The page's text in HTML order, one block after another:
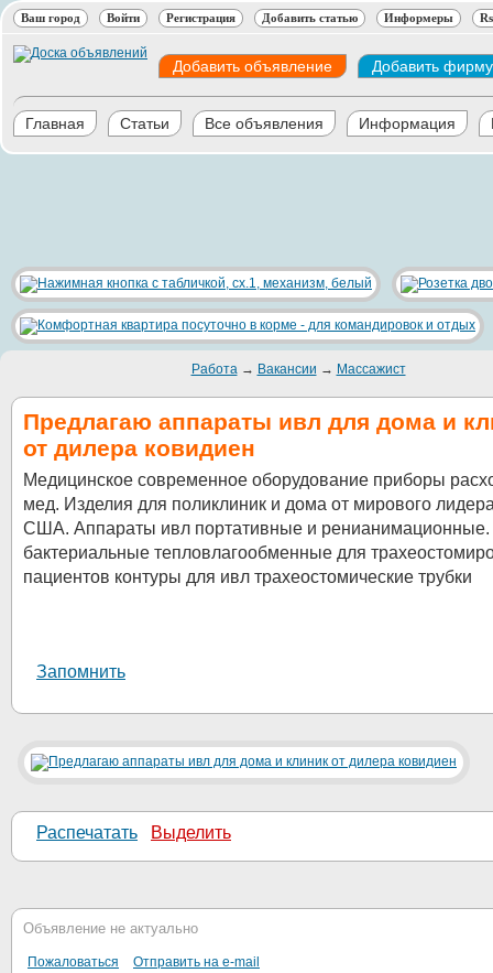
Ваш город Войти Регистрация Добавить статью Информеры
Добавить объявление Добавить фирму
Главная Статьи Все объявления Информация
Работа→ Вакансии → Массажист
Предлагаю аппараты ивл для дома и
от дилера ковидиен
Медицинское современное оборудование приборы
мед. Изделия для поликлиник и дома от мирового
США. Аппараты ивл портативные и
бактериальные тепловлагообменные для
пациентов контуры для ивл трахеостомические трубки
Запомнить
Распечатать Выделить
Объявление не актуально
Пожаловаться Отправить на e-mail